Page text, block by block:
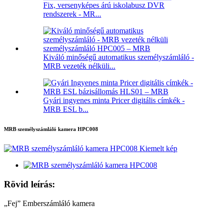
Fix, versenyképes árú iskolabusz DVR
rendszerek - MR...
Kiváló minőségű automatikus személyszámláló -
MRB vezeték nélküli...
Gyári ingyenes minta Pricer digitális címkék -
MRB ESL b...
MRB személyszámláló kamera HPC008
Rövid leírás:
„Fej” Emberszámláló kamera